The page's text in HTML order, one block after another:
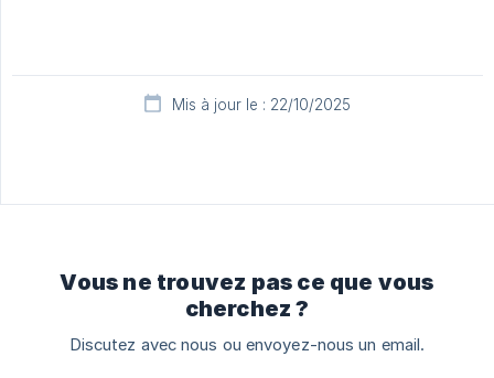
Mis à jour le : 22/10/2025
Vous ne trouvez pas ce que vous
cherchez ?
Discutez avec nous ou envoyez-nous un email.